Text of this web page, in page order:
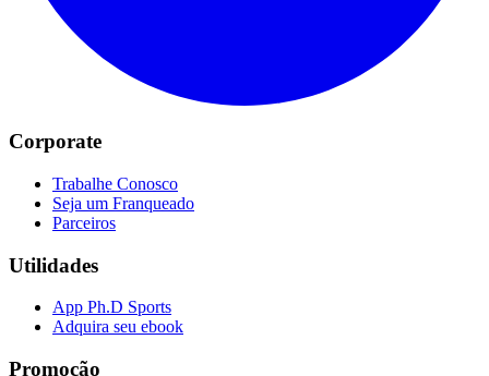
Corporate
Trabalhe Conosco
Seja um Franqueado
Parceiros
Utilidades
App Ph.D Sports
Adquira seu ebook
Promoção